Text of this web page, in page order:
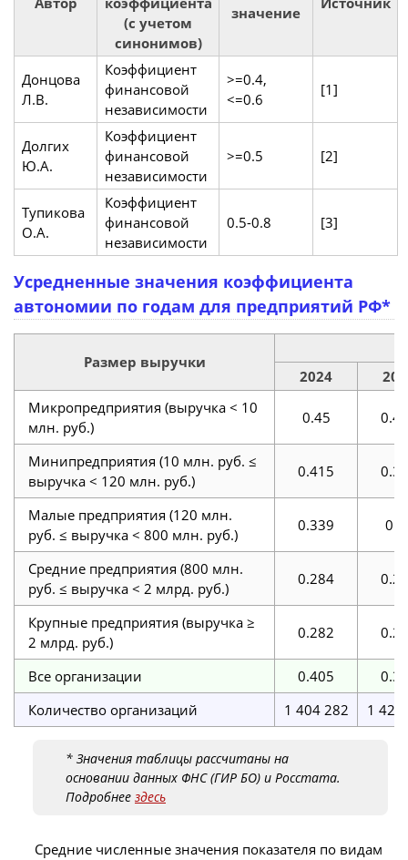
(с учетом
синонимов)
значение
Донцова
Л.В.
Коэффициент
финансовой
независимости
>=0.4,
<=0.6
[1]
Долгих
Ю.А.
Коэффициент
финансовой
независимости
>=0.5 [2]
Тупикова
О.А.
Коэффициент
финансовой
независимости
0.5-0.8 [3]
Усредненные значения коэффициента
автономии по годам для предприятий РФ*
Размер выручки
2024
Микропредприятия (выручка < 10
млн. руб.)
0.45
Минипредприятия (10 млн. руб. ≤
выручка < 120 млн. руб.)
0.415
Малые предприятия (120 млн.
руб. ≤ выручка < 800 млн. руб.)
0.339
Средние предприятия (800 млн.
руб. ≤ выручка < 2 млрд. руб.)
0.284
Крупные предприятия (выручка ≥
2 млрд. руб.)
0.282
Все организации 0.405
Количество организаций
1 404 282 1 425
* Значения таблицы рассчитаны на
основании данных ФНС (ГИР БО) и Росстата.
Подробнее здесь
Средние численные значения показателя по видам